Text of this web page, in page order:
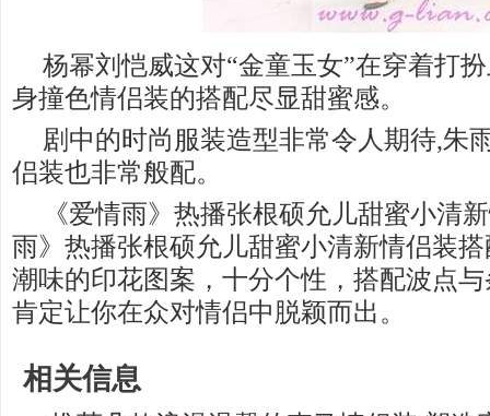
杨幂刘恺威这对“金童玉女”在穿着打
身撞色情侣装的搭配尽显甜蜜感。
剧中的时尚服装造型非常令人期待,朱
侣装也非常般配。
《爱情雨》热播张根硕允儿甜蜜小清
雨》热播张根硕允儿甜蜜小清新情侣装
潮味的印花图案，十分个性，搭配波点
肯定让你在众对情侣中脱颖而出。
相关信息